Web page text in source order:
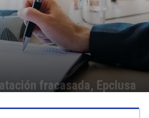
fracasada, Epclusa